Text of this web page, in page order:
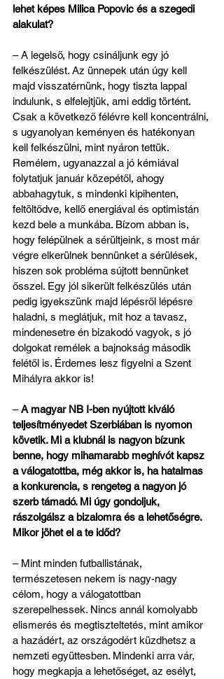
lehet képes Milica Popovic és a szegedi
alakulat?
– A legelső, hogy csináljunk egy jó
felkészülést. Az ünnepek után úgy kell
majd visszatérnünk, hogy tiszta lappal
indulunk, s elfelejtjük, ami eddig történt.
Csak a következő félévre kell koncentrálni,
s ugyanolyan keményen és hatékonyan
kell felkészülni, mint nyáron tettük.
Remélem, ugyanazzal a jó kémiával
folytatjuk január közepétől, ahogy
abbahagytuk, s mindenki kipihenten,
feltöltődve, kellő energiával és optimistán
kezd bele a munkába. Bízom abban is,
hogy felépülnek a sérültjeink, s most már
végre elkerülnek bennünket a sérülések,
hiszen sok probléma sújtott bennünket
ősszel. Egy jól sikerült felkészülés után
pedig igyekszünk majd lépésről lépésre
haladni, s meglátjuk, mit hoz a tavasz,
mindenesetre én bizakodó vagyok, s jó
dolgokat remélek a bajnokság második
felétől is. Érdemes lesz figyelni a Szent
Mihályra akkor is!
– A magyar NB I-ben nyújtott kiváló
teljesítményedet Szerbiában is nyomon
követik. Mi a klubnál is nagyon bízunk
benne, hogy mihamarabb meghívót kapsz
a válogatottba, még akkor is, ha hatalmas
a konkurencia, s rengeteg a nagyon jó
szerb támadó. Mi úgy gondoljuk,
rászolgálsz a bizalomra és a lehetőségre.
Mikor jöhet el a te időd?
– Mint minden futballistának,
természetesen nekem is nagy-nagy
célom, hogy a válogatottban
szerepelhessek. Nincs annál komolyabb
elismerés és megtiszteltetés, mint amikor
a hazádért, az országodért küzdhetsz a
nemzeti együttesben. Mindenki arra vár,
hogy megkapja a lehetőséget, az esélyt,